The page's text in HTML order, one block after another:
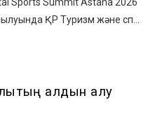
Sports Summit Astana 2026
ҚР Туризм және сп...
алдын алу